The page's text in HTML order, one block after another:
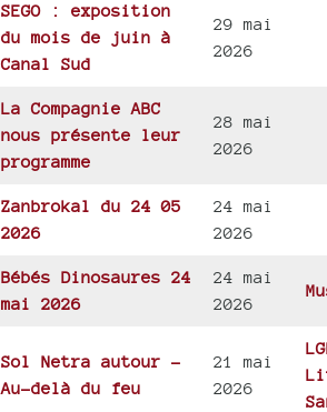
SEGO : exposition
du mois de juin à
Canal Sud
29 mai
2026
La Compagnie ABC
nous présente leur
programme
28 mai
2026
Zanbrokal du 24 05
2026
24 mai
2026
Bébés Dinosaures 24
mai 2026
24 mai
2026
Sol Netra autour -
Au-delà du feu
21 mai
2026